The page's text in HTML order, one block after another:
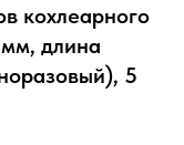
кохлеарного
длина
5